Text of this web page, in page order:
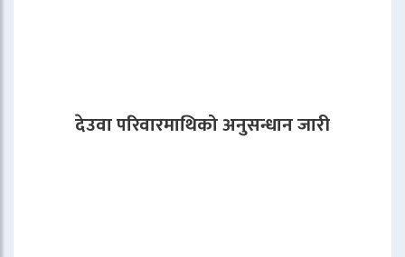
देउवा परिवारमाथिको अनुसन्धान जारी